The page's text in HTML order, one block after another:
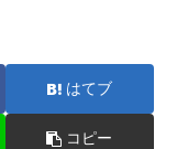
はてブ
コピー